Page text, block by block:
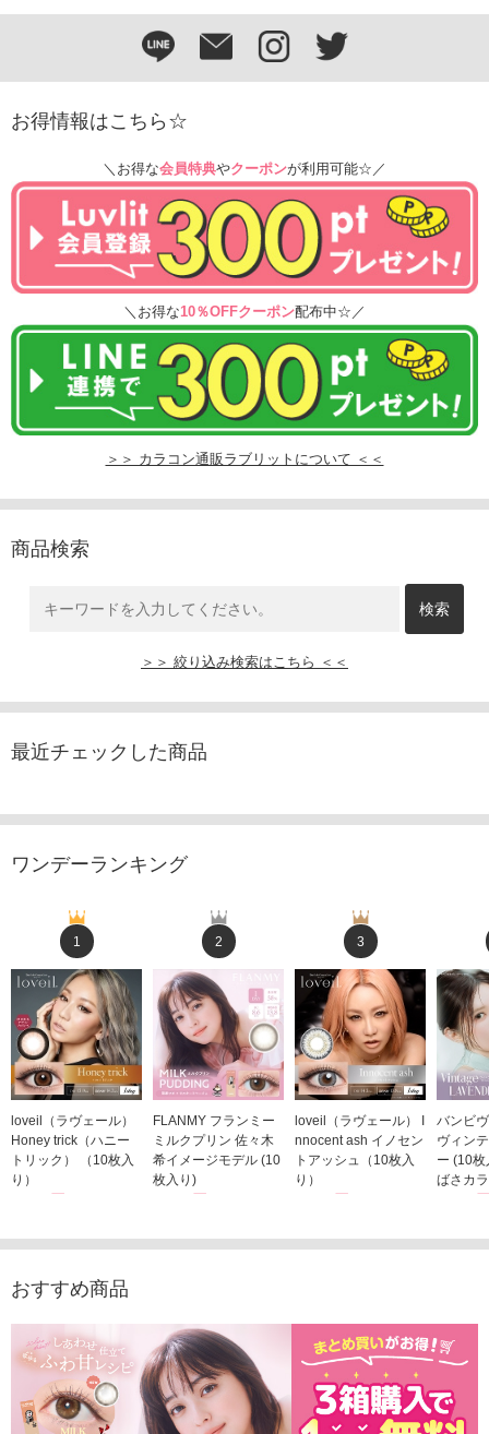
お得情報はこちら☆
＼お得な会員特典やクーポンが利用可能☆／
＼お得な10％OFFクーポン配布中☆／
＞＞ カラコン通販ラブリットについて ＜＜
商品検索
＞＞ 絞り込み検索はこちら ＜＜
最近チェックした商品
ワンデーランキング
1
loveil（ラヴェール）
Honey trick（ハニー
トリック） （10枚入
り）
2
FLANMY フランミー
ミルクプリン 佐々木
希イメージモデル (10
枚入り)
3
loveil（ラヴェール） I
nnocent ash イノセン
トアッシュ（10枚入
り）
バンビ
ヴィン
ー (10
ばさカ
おすすめ商品